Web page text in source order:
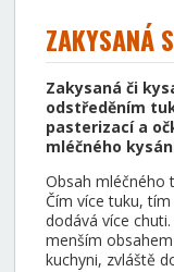
ZAKYSANÁ
Zakysaná či
odstředěním
pasterizací a
mléčného
Obsah mléčného
Čím více tuku,
dodává více
menším
kuchyni, zvláště